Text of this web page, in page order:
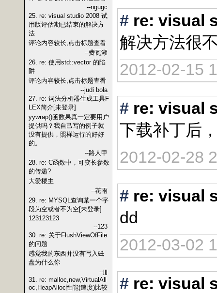
--ngugc
25. re: visual studio 2008 试
用版评估期已结束的解决方
法
评论内容较长,点击标题查看
--费瓦湖
26. re: 使用std::vector 的陷
阱
评论内容较长,点击标题查看
--judi bola
27. re: 词法分析器生成工具F
LEX简介[未登录]
yywrap()函数果真一定要用户
提供吗？我自己写的例子就
没有提供，照样运行的好好
的。
--路人甲
28. re: C函数中，可变长参数
的传递?
大爱楼主
--花雨
29. re: MYSQL查询某一个字
段为空或者不为空[未登录]
123123123
--123
30. re: 关于FlushViewOfFile
的问题
感觉我的东西并没有写入磁
盘为什么你
--jjj
31. re: malloc,new,VirtualAll
oc,HeapAlloc性能(速度)比较
# re: visual
解决方法很
2012-02-15
# re: visual
下载补丁后
2012-02-28
# re: visual
dd
2012-03-02
# re: visual